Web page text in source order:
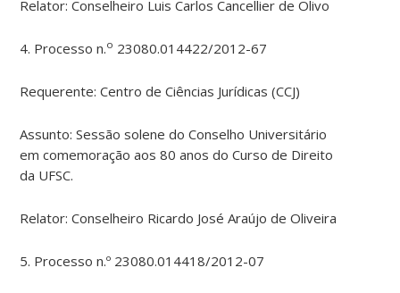
Relator: Conselheiro Luis Carlos Cancellier de Olivo
4. Processo n.o 23080.014422/2012-67
Requerente: Centro de Ciências Jurídicas (CCJ)
Assunto: Sessão solene do Conselho Universitário
em comemoração aos 80 anos do Curso de Direito
da UFSC.
Relator: Conselheiro Ricardo José Araújo de Oliveira
5. Processo n.º 23080.014418/2012-07